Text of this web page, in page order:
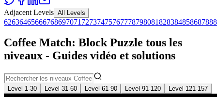
Adjacent Levels All Levels
62636465666768697071 7273747576777879808182838485868788
Coffee Match: Block Puzzle tous les
niveaux - Guides vidéo et solutions
Level 1-30 Level 31-60 Level 61-90 Level 91-120 Level 121-157